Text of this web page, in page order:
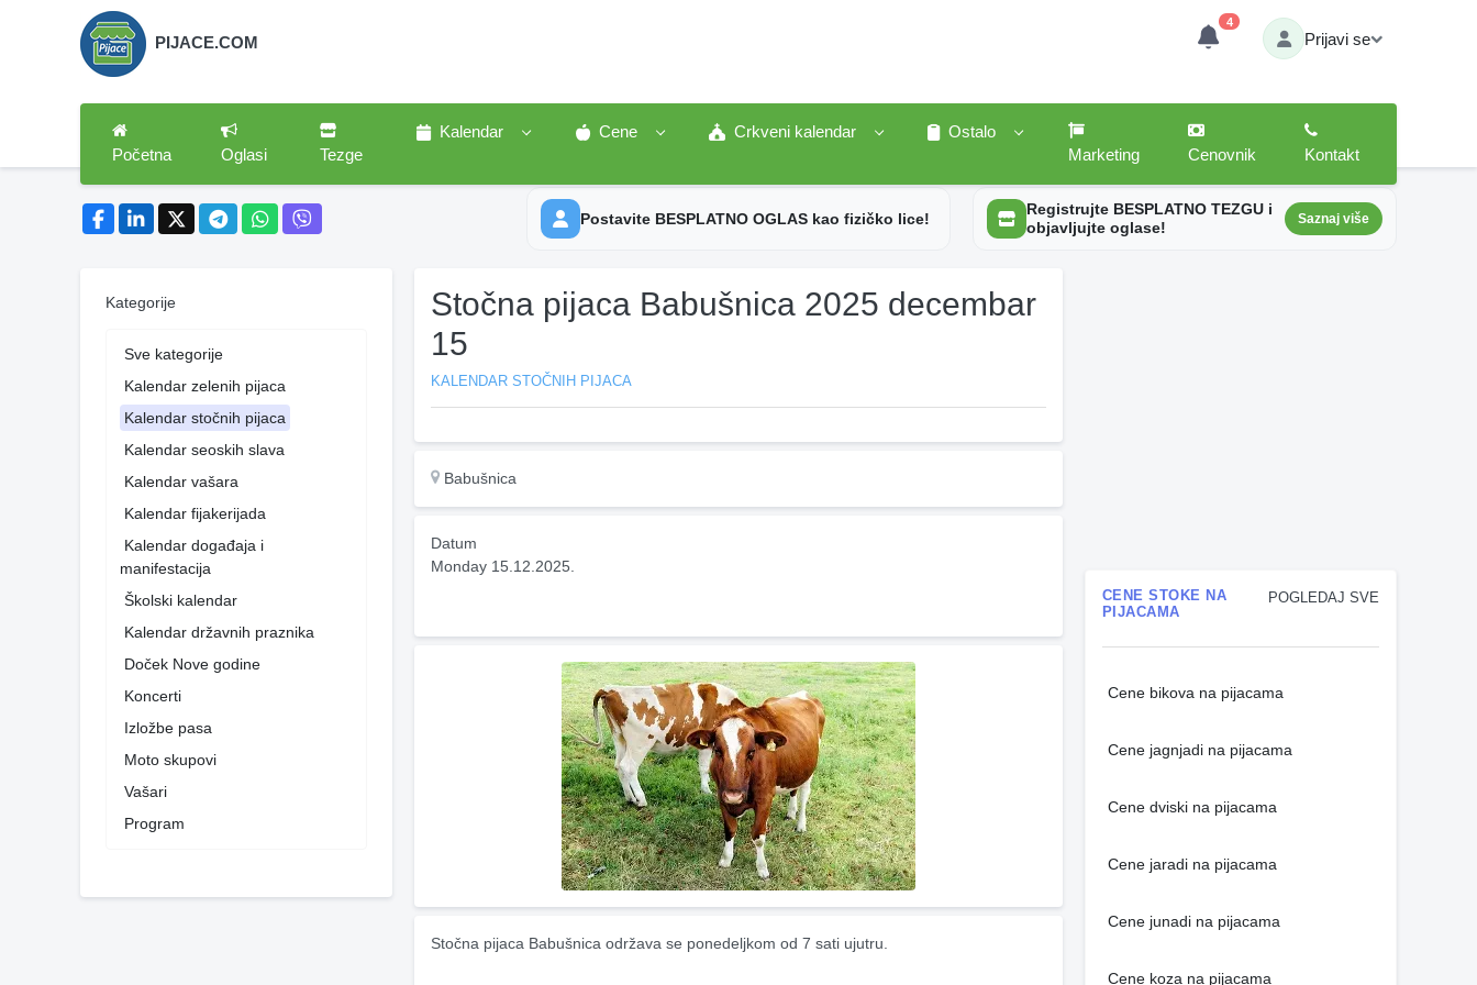
PIJACE.COM
4
Prijavi se
Početna Oglasi Tezge
Kalendar Cene Crkveni kalendar
Ostalo
Marketing
Cenovnik Kontakt
Postavite BESPLATNO OGLAS kao fizičko lice!
Registrujte BESPLATNO TEZGU i
objavljujte oglase!
Saznaj više
Kategorije
Sve kategorije
Kalendar zelenih pijaca
Kalendar stočnih pijaca
Kalendar seoskih slava
Kalendar vašara
Kalendar fijakerijada
Kalendar događaja i
manifestacija
Školski kalendar
Kalendar državnih praznika
Doček Nove godine
Koncerti
Izložbe pasa
Moto skupovi
Vašari
Program
Stočna pijaca Babušnica 2025 decembar
15
KALENDAR STOČNIH PIJACA
Babušnica
Datum
Monday 15.12.2025.
Stočna pijaca Babušnica održava se ponedeljkom od 7 sati ujutru.
POGLEDAJ SVE
CENE STOKE NA
PIJACAMA
Cene bikova na pijacama
Cene jagnjadi na pijacama
Cene dviski na pijacama
Cene jaradi na pijacama
Cene junadi na pijacama
Cene koza na pijacama